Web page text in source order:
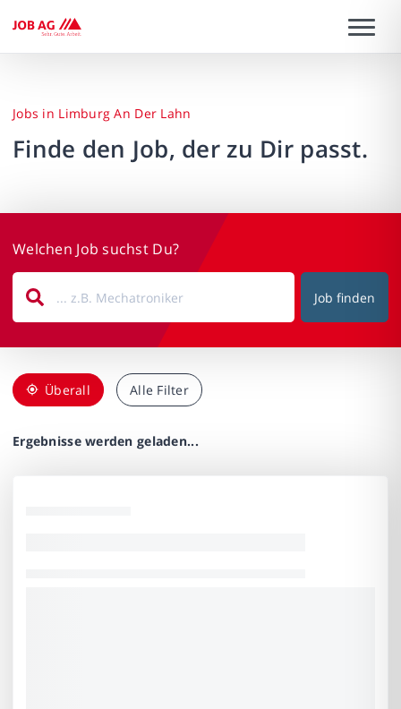
Jobs in Limburg An Der Lahn
Finde den Job, der zu Dir passt.
Welchen Job suchst Du?
Job finden
Überall Alle Filter
Ergebnisse werden geladen...